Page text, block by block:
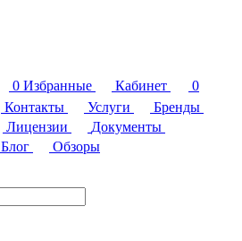
0 Избранные Кабинет
0
Контакты Услуги
Бренды
Лицензии
Документы
Блог
Обзоры